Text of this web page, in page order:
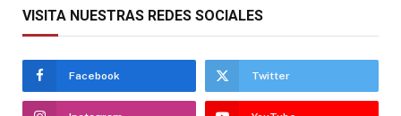
VISITA NUESTRAS REDES SOCIALES
Facebook Twitter